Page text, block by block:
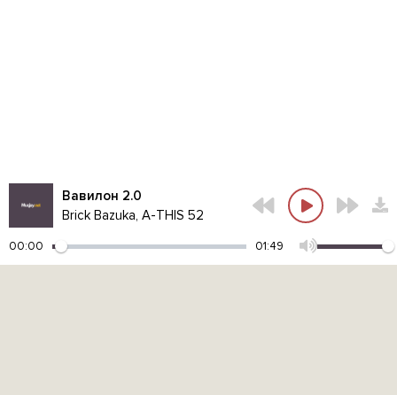
Вавилон 2.0
Brick Bazuka, A-THIS 52
00:00 01:49